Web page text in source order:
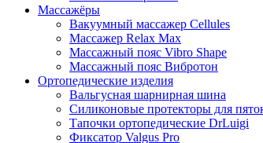
Массажёры
Вакуумный массажер Cellules
Массажер Relax Max
Массажный пояс Vibro Shape
Массажный пояс Вибротон
Ортопедические изделия
Вальгусная шарнирная шина
Силиконовые протекторы для
Тапочки ортопедические DrLuigi
Фиксатор Valgus Pro